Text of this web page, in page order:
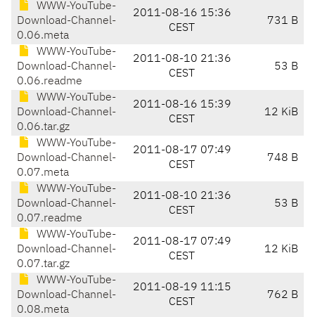
WWW-YouTube-
Download-Channel-
0.06.meta
2011-08-16 15:36
CEST
731 B
WWW-YouTube-
Download-Channel-
0.06.readme
2011-08-10 21:36
CEST
53 B
WWW-YouTube-
Download-Channel-
0.06.tar.gz
2011-08-16 15:39
CEST
12 KiB
WWW-YouTube-
Download-Channel-
0.07.meta
2011-08-17 07:49
CEST
748 B
WWW-YouTube-
Download-Channel-
0.07.readme
2011-08-10 21:36
CEST
53 B
WWW-YouTube-
Download-Channel-
0.07.tar.gz
2011-08-17 07:49
CEST
12 KiB
WWW-YouTube-
Download-Channel-
0.08.meta
2011-08-19 11:15
CEST
762 B